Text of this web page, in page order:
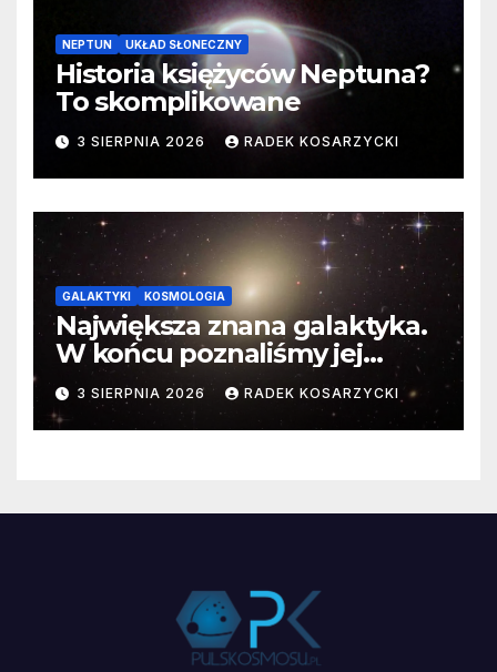
NEPTUN UKŁAD SŁONECZNY
Historia księżyców Neptuna?
To skomplikowane
3 SIERPNIA 2026 RADEK KOSARZYCKI
GALAKTYKI KOSMOLOGIA
Największa znana galaktyka.
W końcu poznaliśmy jej
faktyczne wymiary
3 SIERPNIA 2026 RADEK KOSARZYCKI